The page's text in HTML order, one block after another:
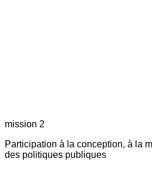
mission 2
Participation à la conception, à la
des politiques publiques